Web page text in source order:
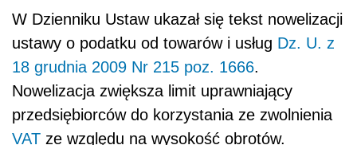
W Dzienniku Ustaw ukazał się tekst nowelizacji
ustawy o podatku od towarów i usług Dz. U. z
18 grudnia 2009 Nr 215 poz. 1666.
Nowelizacja zwiększa limit uprawniający
przedsiębiorców do korzystania ze zwolnienia
VAT ze względu na wysokość obrotów.